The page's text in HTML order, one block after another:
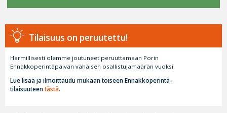
Tilaisuus on peruutettu!
Harmillisesti olemme joutuneet peruuttamaan Porin
Ennakkoperintäpäivän vähäisen osallistujamäärän vuoksi.
Lue lisää ja ilmoittaudu mukaan toiseen Ennakkoperintä-
tilaisuuteentästä.